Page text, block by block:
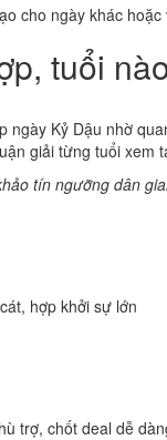
cho ngày khác hoặc
tuổi
ngày Kỷ Dậu nhờ
giải từng tuổi xem
tín ngưỡng dân
hợp khởi sự lớn
trợ, chốt deal dễ